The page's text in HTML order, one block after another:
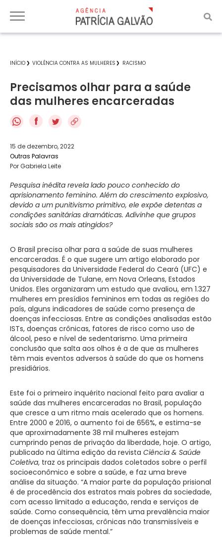
INÍCIO VIOLÊNCIA CONTRA AS MULHERES RACISMO
Precisamos olhar para a saúde
das mulheres encarceradas
f
15 de dezembro, 2022
Outras Palavras
Por Gabriela Leite
Pesquisa inédita revela lado pouco conhecido do
aprisionamento feminino. Além do crescimento explosivo,
devido a um punitivismo primitivo, ele expõe detentas a
condições sanitárias dramáticas. Adivinhe que grupos
sociais são os mais atingidos?
O Brasil precisa olhar para a saúde de suas mulheres
encarceradas. É o que sugere um artigo elaborado por
pesquisadores da Universidade Federal do Ceará (UFC) e
da Universidade de Tulane, em Nova Orleans, Estados
Unidos. Eles organizaram um estudo que avaliou, em 1.327
mulheres em presídios femininos em todas as regiões do
país, alguns indicadores de saúde como presença de
doenças infecciosas. Entre as condições analisadas estão
ISTs, doenças crônicas, fatores de risco como uso de
álcool, peso e nível de sedentarismo. Uma primeira
conclusão que salta aos olhos é a de que as mulheres
têm mais eventos adversos à saúde do que os homens
presidiários.
Este foi o primeiro inquérito nacional feito para avaliar a
saúde das mulheres encarceradas no Brasil, população
que cresce a um ritmo mais acelerado que os homens.
Entre 2000 e 2016, o aumento foi de 656%, e estima-se
que aproximadamente 38 mil mulheres estejam
cumprindo penas de privação da liberdade, hoje. O artigo,
publicado na última edição da revista Ciência & Saúde
Coletiva, traz os principais dados coletados sobre o perfil
socioeconômico e sobre a saúde, e faz uma breve
análise da situação. “A maior parte da população prisional
é de procedência dos estratos mais pobres da sociedade,
com acesso limitado a educação, renda e serviços de
saúde. Como consequência, têm uma prevalência maior
de doenças infecciosas, crônicas não transmissíveis e
problemas de saúde mental.”